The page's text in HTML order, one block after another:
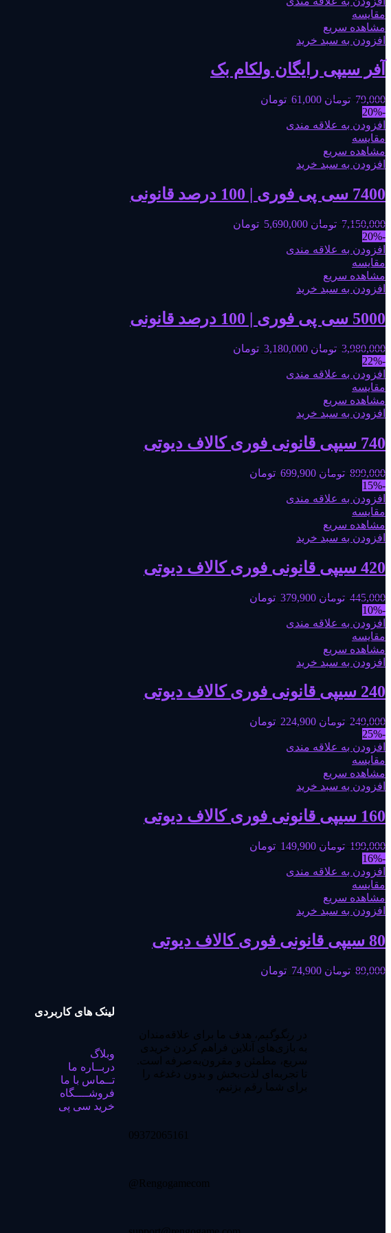
مقایسه
مشاهده سریع
افزودن به سبد خرید
آفر سیپی رایگان ولکام بک
79,000 تومان 61,000 تومان
-20%
افزودن به علاقه مندی
مقایسه
مشاهده سریع
افزودن به سبد خرید
7400 سی پی فوری | 100 درصد قانونی
7,150,000 تومان 5,690,000 تومان
-20%
افزودن به علاقه مندی
مقایسه
مشاهده سریع
افزودن به سبد خرید
5000 سی پی فوری | 100 درصد قانونی
3,980,000 تومان 3,180,000 تومان
-22%
افزودن به علاقه مندی
مقایسه
مشاهده سریع
افزودن به سبد خرید
740 سیپی قانونی فوری کالاف دیوتی
899,000 تومان 699,900 تومان
-15%
افزودن به علاقه مندی
مقایسه
مشاهده سریع
افزودن به سبد خرید
420 سیپی قانونی فوری کالاف دیوتی
445,000 تومان 379,900 تومان
-10%
افزودن به علاقه مندی
مقایسه
مشاهده سریع
افزودن به سبد خرید
240 سیپی قانونی فوری کالاف دیوتی
249,000 تومان 224,900 تومان
-25%
افزودن به علاقه مندی
مقایسه
مشاهده سریع
افزودن به سبد خرید
160 سیپی قانونی فوری کالاف دیوتی
199,000 تومان 149,900 تومان
-16%
افزودن به علاقه مندی
مقایسه
مشاهده سریع
افزودن به سبد خرید
80 سیپی قانونی فوری کالاف دیوتی
89,000 تومان 74,900 تومان
در رنگوگیم ، هدف ما برای علاقه‌مندان
به بازی‌های آنلاین فراهم کردن خریدی
سریع، مطمئن و مقرون‌به‌صرفه است.
تا تجربه‌ای لذت‌بخش و بدون دغدغه را
برای شما رقم بزنیم.
09372065161
Rengogamecom@
لینک های کاربردی
وبلاگ
دربــاره ما
تــماس با ما
فروشــــگاه
خرید سی پی